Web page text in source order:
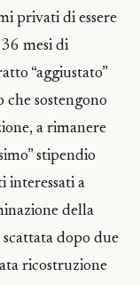
privati di essere
mesi di
“aggiustato”
sostengono
a rimanere
stipendio
interessati a
della
dopo due
ricostruzione